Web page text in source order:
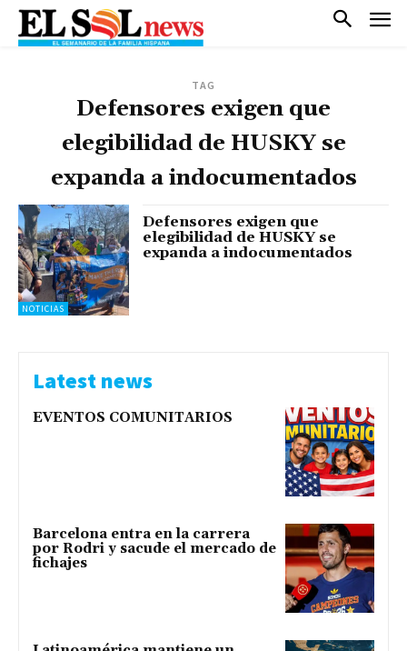
TAG
Defensores exigen que
elegibilidad de HUSKY se
expanda a indocumentados
NOTICIAS
Defensores exigen que
elegibilidad de HUSKY se
expanda a indocumentados
Latest news
EVENTOS COMUNITARIOS
Barcelona entra en la carrera
por Rodri y sacude el mercado de
fichajes